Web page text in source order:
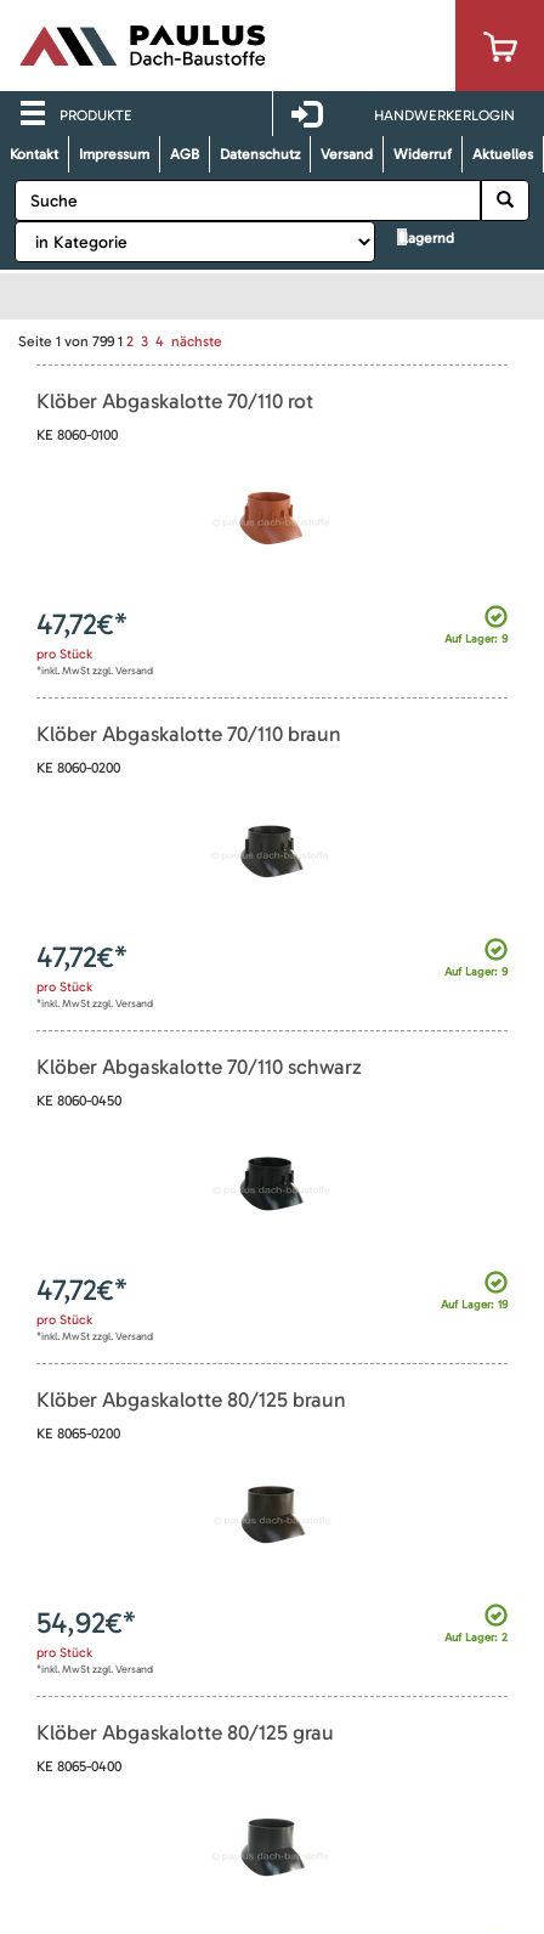
PRODUKTE HANDWERKERLOGIN
Kontakt Impressum AGB Datenschutz Versand Widerruf Aktuelles
lagernd
Seite 1 von 799 1 2 3 4 nächste
Klöber Abgaskalotte 70/110 rot
KE 8060-0100
Auf Lager: 9
47,72€*
pro Stück
*inkl. MwSt zzgl. Versand
Klöber Abgaskalotte 70/110 braun
KE 8060-0200
Auf Lager: 9
47,72€*
pro Stück
*inkl. MwSt zzgl. Versand
Klöber Abgaskalotte 70/110 schwarz
KE 8060-0450
Auf Lager: 19
47,72€*
pro Stück
*inkl. MwSt zzgl. Versand
Klöber Abgaskalotte 80/125 braun
KE 8065-0200
Auf Lager: 2
54,92€*
pro Stück
*inkl. MwSt zzgl. Versand
Klöber Abgaskalotte 80/125 grau
KE 8065-0400